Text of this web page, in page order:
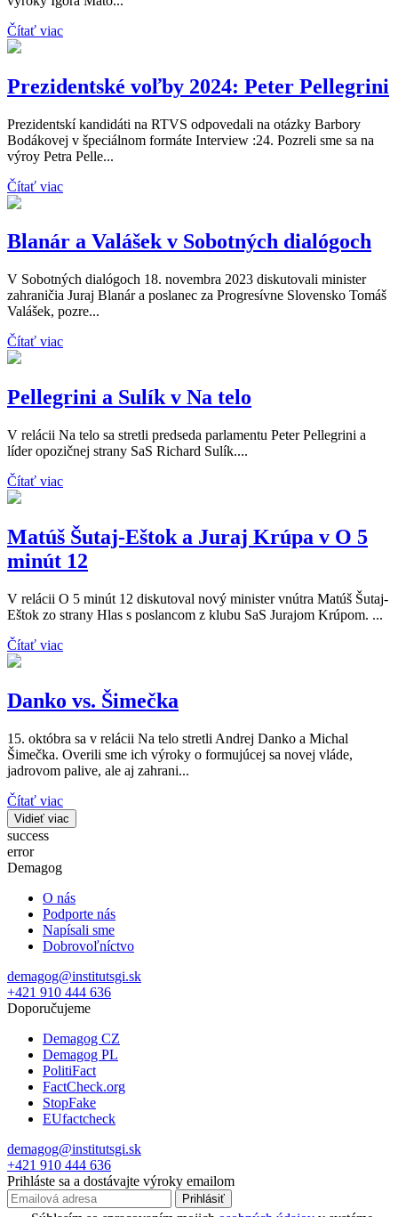
Čítať viac
Prezidentské voľby 2024: Peter Pellegrini
Prezidentskí kandidáti na RTVS odpovedali na otázky Barbory
Bodákovej v špeciálnom formáte Interview :24. Pozreli sme sa na
výroy Petra Pelle...
Čítať viac
Blanár a Valášek v Sobotných dialógoch
V Sobotných dialógoch 18. novembra 2023 diskutovali minister
zahraničia Juraj Blanár a poslanec za Progresívne Slovensko Tomáš
Valášek, pozre...
Čítať viac
Pellegrini a Sulík v Na telo
V relácii Na telo sa stretli predseda parlamentu Peter Pellegrini a
líder opozičnej strany SaS Richard Sulík....
Čítať viac
Matúš Šutaj-Eštok a Juraj Krúpa v O 5
minút 12
V relácii O 5 minút 12 diskutoval nový minister vnútra Matúš Šutaj-
Eštok zo strany Hlas s poslancom z klubu SaS Jurajom Krúpom. ...
Čítať viac
Danko vs. Šimečka
15. októbra sa v relácii Na telo stretli Andrej Danko a Michal
Šimečka. Overili sme ich výroky o formujúcej sa novej vláde,
jadrovom palive, ale aj zahrani...
Čítať viac
Vidieť viac
success
error
Demagog
O nás
Podporte nás
Napísali sme
Dobrovoľníctvo
demagog@institutsgi.sk
+421 910 444 636
Doporučujeme
Demagog CZ
Demagog PL
PolitiFact
FactCheck.org
StopFake
EUfactcheck
demagog@institutsgi.sk
+421 910 444 636
Prihláste sa a dostávajte výroky emailom
Prihlásiť